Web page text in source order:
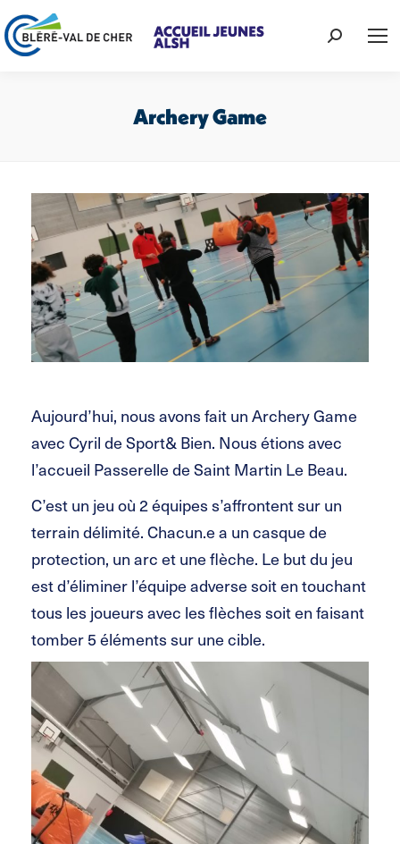
Recherche
Archery Game
Aujourd’hui, nous avons fait un Archery Game
avec Cyril de Sport& Bien. Nous étions avec
l’accueil Passerelle de Saint Martin Le Beau.
C’est un jeu où 2 équipes s’affrontent sur un
terrain délimité. Chacun.e a un casque de
protection, un arc et une flèche. Le but du jeu
est d’éliminer l’équipe adverse soit en touchant
tous les joueurs avec les flèches soit en faisant
tomber 5 éléments sur une cible.